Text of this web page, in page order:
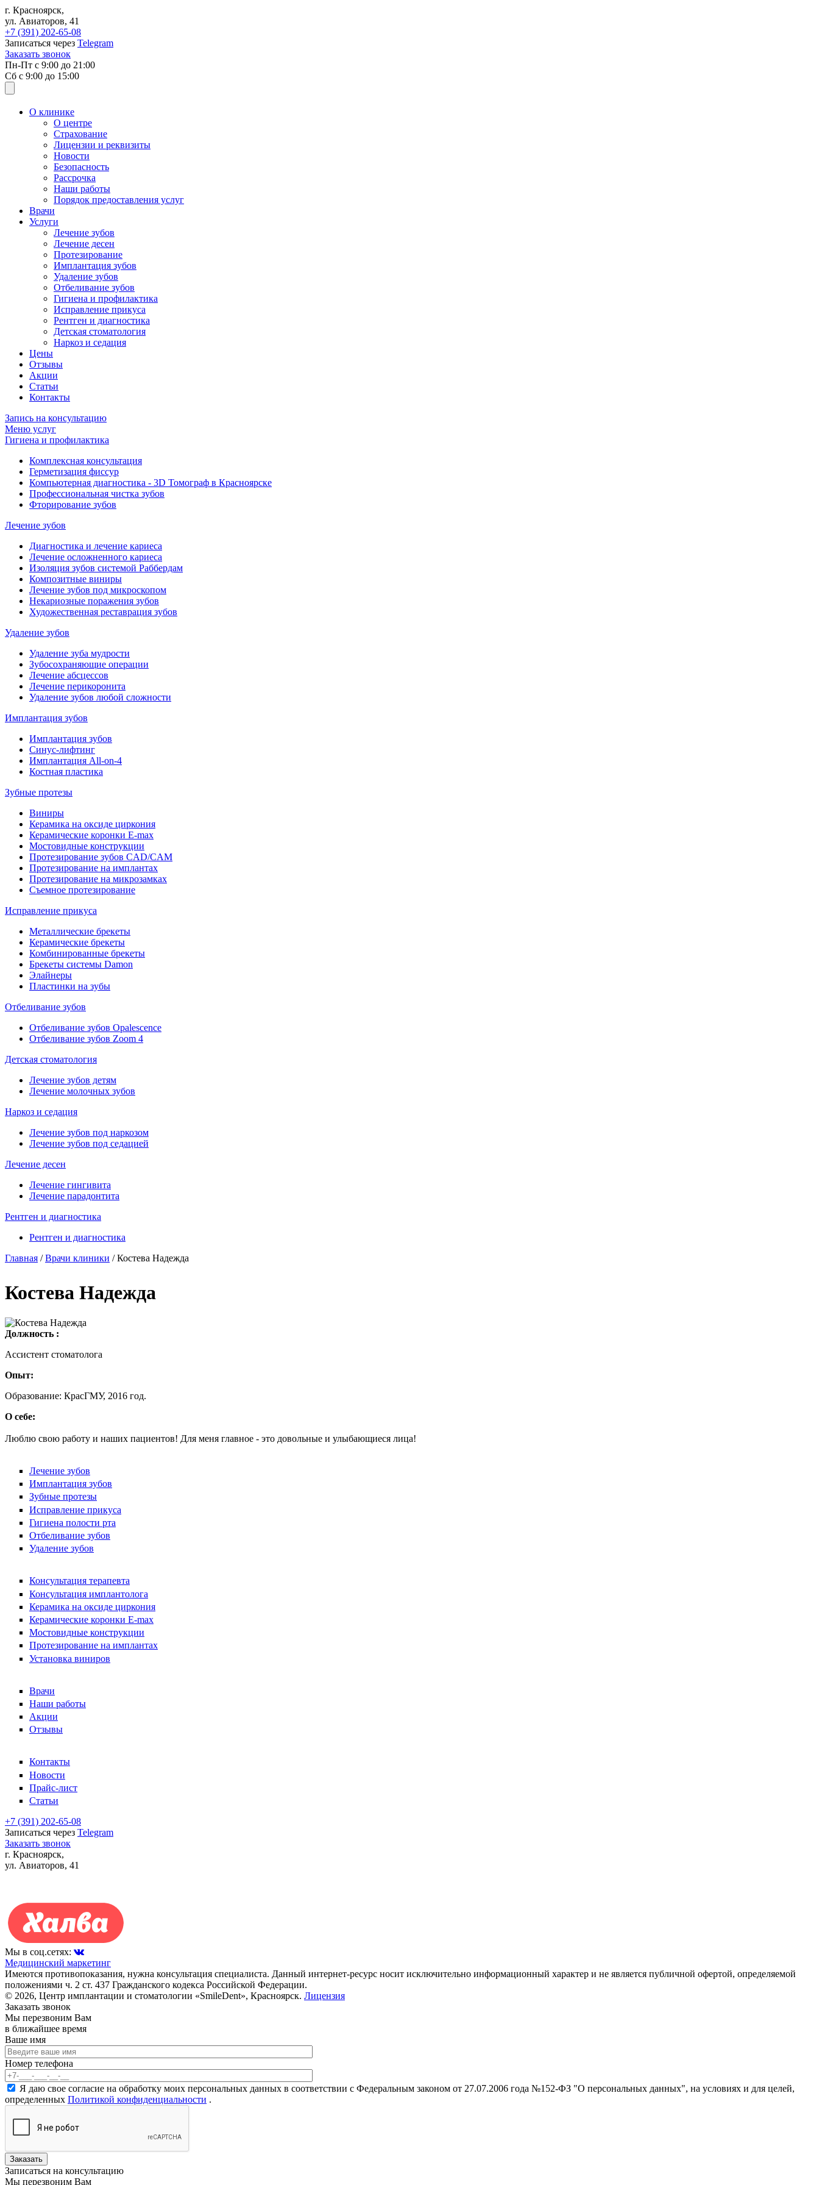
Перейти к основному содержанию
г. Красноярск,
ул. Авиаторов, 41
+7 (391) 202-65-08
Записаться через Telegram
Заказать звонок
Пн-Пт с 9:00 до 21:00
Сб с 9:00 до 15:00
О клинике
О центре
Страхование
Лицензии и реквизиты
Новости
Безопасность
Рассрочка
Наши работы
Порядок предоставления услуг
Врачи
Услуги
Лечение зубов
Лечение десен
Протезирование
Имплантация зубов
Удаление зубов
Отбеливание зубов
Гигиена и профилактика
Исправление прикуса
Рентген и диагностика
Детская стоматология
Наркоз и седация
Цены
Отзывы
Акции
Статьи
Контакты
Запись на консультацию
Меню услуг
Гигиена и профилактика
Комплексная консультация
Герметизация фиссур
Компьютерная диагностика - 3D Томограф в Красноярске
Профессиональная чистка зубов
Фторирование зубов
Лечение зубов
Диагностика и лечение кариеса
Лечение осложненного кариеса
Изоляция зубов системой Раббердам
Композитные виниры
Лечение зубов под микроскопом
Некариозные поражения зубов
Художественная реставрация зубов
Удаление зубов
Удаление зуба мудрости
Зубосохраняющие операции
Лечение абсцессов
Лечение перикоронита
Удаление зубов любой сложности
Имплантация зубов
Имплантация зубов
Синус-лифтинг
Имплантация All-on-4
Костная пластика
Зубные протезы
Виниры
Керамика на оксиде циркония
Керамические коронки E-max
Мостовидные конструкции
Протезирование зубов CAD/CAM
Протезирование на имплантах
Протезирование на микрозамках
Съемное протезирование
Исправление прикуса
Металлические брекеты
Керамические брекеты
Комбинированные брекеты
Брекеты системы Damon
Элайнеры
Пластинки на зубы
Отбеливание зубов
Отбеливание зубов Opalescence
Отбеливание зубов Zoom 4
Детская стоматология
Лечение зубов детям
Лечение молочных зубов
Наркоз и седация
Лечение зубов под наркозом
Лечение зубов под седацией
Лечение десен
Лечение гингивита
Лечение парадонтита
Рентген и диагностика
Рентген и диагностика
Главная / Врачи клиники / Костева Надежда
Костева Надежда
Должность :
Ассистент стоматолога
Опыт:
Образование: КрасГМУ, 2016 год.
О себе:
Люблю свою работу и наших пациентов! Для меня главное - это довольные и улыбающиеся лица!
Лечение зубов
Имплантация зубов
Зубные протезы
Исправление прикуса
Гигиена полости рта
Отбеливание зубов
Удаление зубов
Консультация терапевта
Консультация имплантолога
Керамика на оксиде циркония
Керамические коронки E-max
Мостовидные конструкции
Протезирование на имплантах
Установка виниров
Врачи
Наши работы
Акции
Отзывы
Контакты
Новости
Прайс-лист
Статьи
+7 (391) 202-65-08
Записаться через Telegram
Заказать звонок
г. Красноярск,
ул. Авиаторов, 41
Мы в соц.сетях:
Медицинский маркетинг
Имеются противопоказания, нужна консультация специалиста. Данный интернет-ресурс носит исключительно информационный характер и не является публичной офертой, определяемой
положениями ч. 2 ст. 437 Гражданского кодекса Российской Федерации.
© 2026, Центр имплантации и стоматологии «SmileDent», Красноярск. Лицензия
Заказать звонок
Мы перезвоним Вам
в ближайшее время
Ваше имя
Ваше имя
Номер телефона
Номер телефона
Согласие на обработку персональных данных*
Я даю свое согласие на обработку моих персональных данных в соответствии с Федеральным законом от 27.07.2006 года №152-ФЗ "О персональных данных", на условиях и для целей,
определенных Политикой конфиденциальности .
Записаться на консультацию
Мы перезвоним Вам